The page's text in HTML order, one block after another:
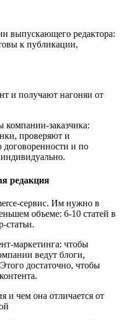
выпускающего редактора:
к публикации,
и получают нагоняи от
заказчика:
проверяют и
и по
редакция
сервис. Им нужно в
объеме: 6-10 статей в
статьи.
маркетинга: чтобы
ведут блоги,
достаточно, чтобы